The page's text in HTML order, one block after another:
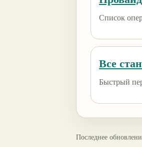
Список
Все
Быстрый
Последнее